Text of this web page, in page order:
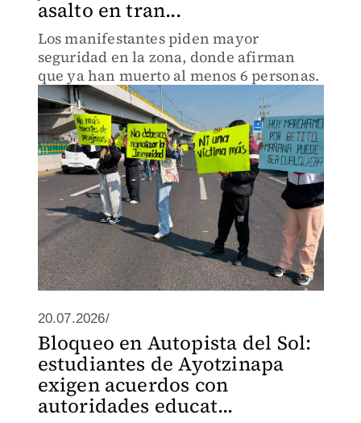
asalto en tran...
Los manifestantes piden mayor
seguridad en la zona, donde afirman
que ya han muerto al menos 6 personas.
20.07.2026/
Bloqueo en Autopista del Sol:
estudiantes de Ayotzinapa
exigen acuerdos con
autoridades educat...